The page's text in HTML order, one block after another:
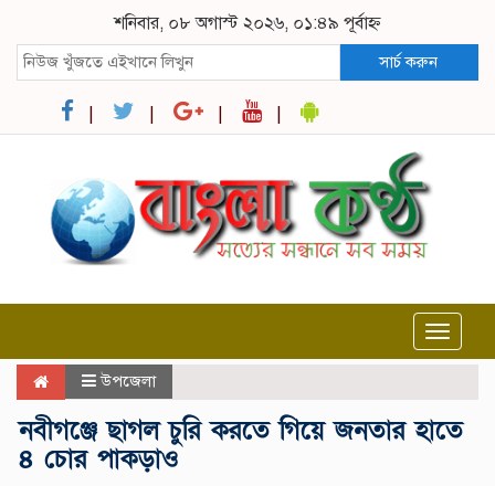
শনিবার, ০৮ অগাস্ট ২০২৬, ০১:৪৯ পূর্বাহ্ন
সার্চ করুন
Toggle
উপজেলা
নবীগঞ্জে ছাগল চুরি করতে গিয়ে জনতার হাতে
৪ চোর পাকড়াও